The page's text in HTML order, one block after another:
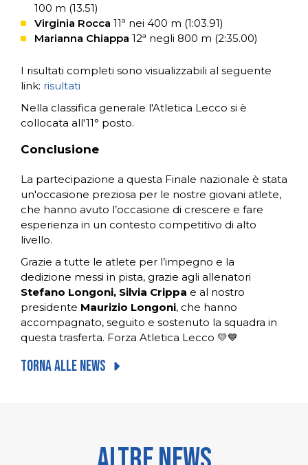
100 m (13.51)
Virginia Rocca 11ª nei 400 m (1:03.91)
Marianna Chiappa 12ª negli 800 m (2:35.00)
I risultati completi sono visualizzabili al seguente
link: risultati
Nella classifica generale l'Atletica Lecco si è
collocata all'11° posto.
Conclusione
La partecipazione a questa Finale nazionale è stata
un'occasione preziosa per le nostre giovani atlete,
che hanno avuto l’occasione di crescere e fare
esperienza in un contesto competitivo di alto
livello.
Grazie a tutte le atlete per l’impegno e la
dedizione messi in pista, grazie agli allenatori
Stefano Longoni, Silvia Crippa e al nostro
presidente Maurizio Longoni, che hanno
accompagnato, seguito e sostenuto la squadra in
questa trasferta. Forza Atletica Lecco 💛💙
Torna alle news